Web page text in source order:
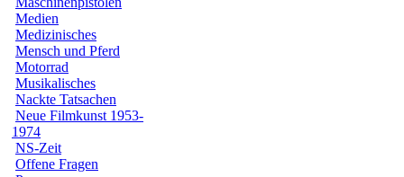
Medien
Medizinisches
Mensch und Pferd
Motorrad
Musikalisches
Nackte Tatsachen
Neue Filmkunst 1953-
1974
NS-Zeit
Offene Fragen